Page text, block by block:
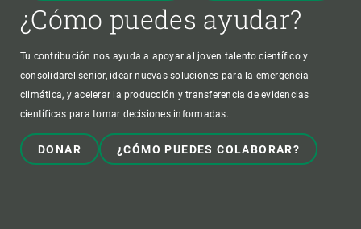
¿Cómo puedes ayudar?
Tu contribución nos ayuda a apoyar al joven talento científico y
consolidarel senior, idear nuevas soluciones para la emergencia
climática, y acelerar la producción y transferencia de evidencias
científicas para tomar decisiones informadas.
DONAR ¿CÓMO PUEDES COLABORAR?